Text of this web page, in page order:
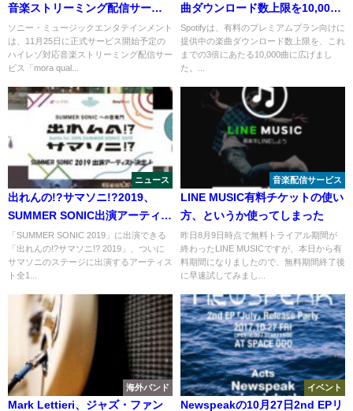
音楽ストリーミング配信サービ
スが無料先行体験開始
ソニー・ミュージックエンタテインメント
は、11月25日に正式サービス開始予定の
ハイレゾ対応音楽ストリーミング配信サー
ビス「mora qual...
曲ダウンロード数上限を10,000
曲に
Spotifyは、有料のプレミアムプラン向けに
提供中の楽曲ダウンロード数上限を、これ
までの3倍にあたる10,000曲に広げまし
た。...
ニュース
出れんの!?サマソニ!?2019、
SUMMER SONIC出演アーティス
ト発表！
「SUMMER SONIC 2019」に出演できる
「出れんの!?サマソニ!? 2019」、ついに
サマソニのステージに出演するアーティス
ト全1...
音楽配信サービス
LINE MUSIC有料チケットの使い
方、というか使ってしまった
昨日8月9日時点で無料トライアル期間が
終わったLINE MUSICですが、本日から有
料期間になりましたので、無料期間終了後
に早速試してみまし...
海外バンド
Mark Lettieri、ジャズ・ファン
イベント
Newspeakの10月27日2nd EPリ